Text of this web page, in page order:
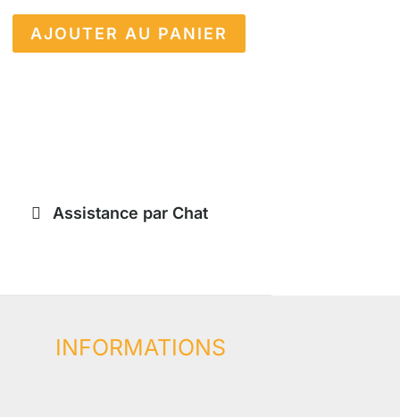
AJOUTER AU PANIER
Assistance par Chat
INFORMATIONS